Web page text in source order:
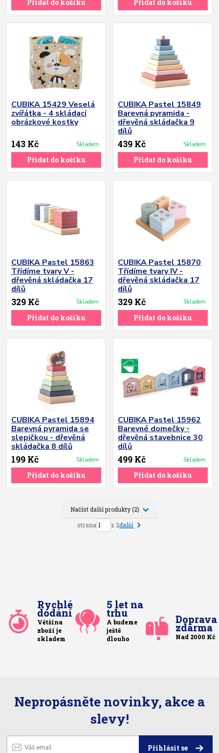
Přidat do košíku Přidat do košíku
CUBIKA 15429 Veselá
zvířátka - 4 skládací
obrázkové kostky
143 Kč Skladem
Přidat do košíku
CUBIKA Pastel 15849
Barevná pyramida -
dřevěná skládačka 9
dílů
439 Kč Skladem
Přidat do košíku
CUBIKA Pastel 15863
Třídíme tvary V -
dřevěná skládačka 17
dílů
329 Kč Skladem
Přidat do košíku
CUBIKA Pastel 15870
Třídíme tvary IV -
dřevěná skládačka 17
dílů
329 Kč Skladem
Přidat do košíku
CUBIKA Pastel 15894
Barevná pyramida se
slepičkou - dřevěná
skládačka 8 dílů
199 Kč Skladem
Přidat do košíku
CUBIKA Pastel 15962
Barevné domečky -
dřevěná stavebnice 30
dílů
499 Kč Skladem
Přidat do košíku
Načíst další produkty (2)
strana z 2další
Rychlé
dodání
Většina
zboží je
skladem
5 let na
trhu
A budeme
ještě
dlouho
Doprava
zdarma
Nad 2000 Kč
Nepropásněte novinky, akce a
slevy!
Přihlásit se